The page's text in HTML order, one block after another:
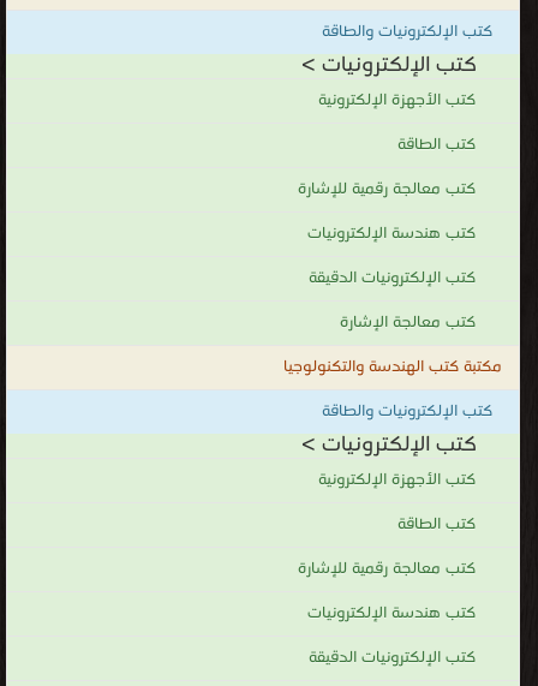
كتب الإلكترونيات والطاقة
كتب الإلكترونيات >
كتب الأجهزة الإلكترونية
كتب الطاقة
كتب معالجة رقمية للإشارة
كتب هندسة الإلكترونيات
كتب الإلكترونيات الدقيقة
كتب معالجة الإشارة
مكتبة كتب الهندسة والتكنولوجيا
كتب الإلكترونيات والطاقة
كتب الإلكترونيات >
كتب الأجهزة الإلكترونية
كتب الطاقة
كتب معالجة رقمية للإشارة
كتب هندسة الإلكترونيات
كتب الإلكترونيات الدقيقة